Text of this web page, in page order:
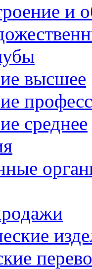
и
высшее
среднее